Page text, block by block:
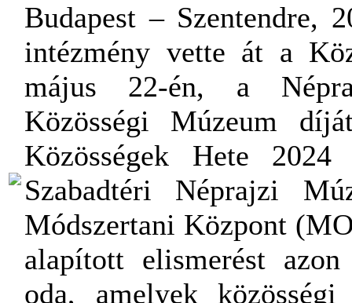
Budapest – Szentendre,
intézmény vette át a
május 22-én, a
Közösségi Múzeum
Közösségek Hete
Szabadtéri Néprajzi
Módszertani Központ
alapított elismerést
oda, amelyek